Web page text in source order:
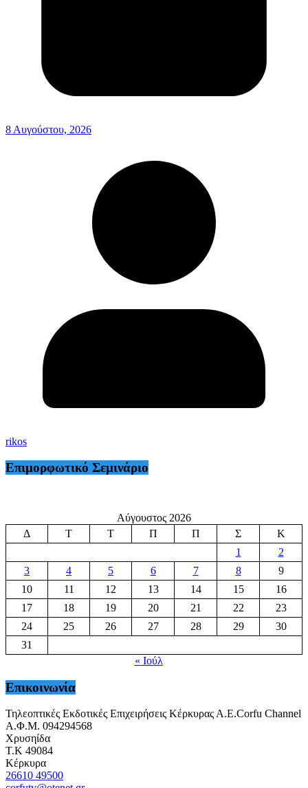
8 Αυγούστου, 2026
rikos
Επιμορφωτικό Σεμινάριο
Αύγουστος 2026
Δ
Τ Τ Π Π Σ
Κ
1
2
3
4 5 6 7 8
9
10
11 12 13 14 15
16
17
18 19 20 21 22
23
24
25 26 27 28 29
30
31
« Ιούλ
Επικοινωνία
Τηλεοπτικές Εκδοτικές Επιχειρήσεις Κέρκυρας Α.Ε.Corfu Channel
Α.Φ.Μ. 094294568
Χρυσηίδα
Τ.Κ 49084
Κέρκυρα
26610 49500